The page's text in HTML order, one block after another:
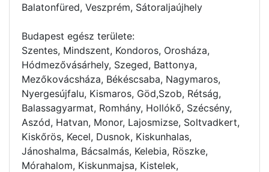
Balatonfüred, Veszprém, Sátoraljaújhely
Budapest egész területe:
Szentes, Mindszent, Kondoros, Orosháza,
Hódmezővásárhely, Szeged, Battonya,
Mezőkovácsháza, Békéscsaba, Nagymaros,
Nyergesújfalu, Kismaros, Göd,Szob, Rétság,
Balassagyarmat, Romhány, Hollókő, Szécsény,
Aszód, Hatvan, Monor, Lajosmizse, Soltvadkert,
Kiskőrös, Kecel, Dusnok, Kiskunhalas,
Jánoshalma, Bácsalmás, Kelebia, Röszke,
Mórahalom, Kiskunmajsa, Kistelek,